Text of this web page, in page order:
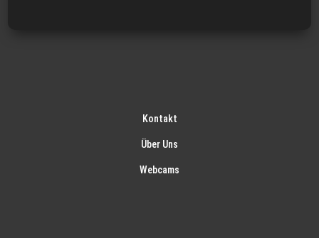
Kontakt
Über Uns
Webcams